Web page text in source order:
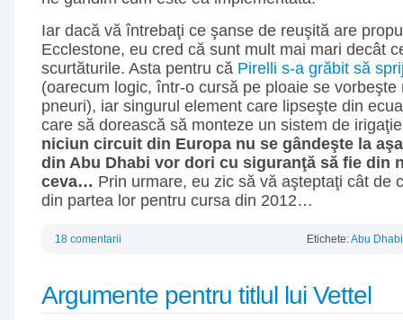
Iar dacă vă întrebaţi ce şanse de reuşită are
Ecclestone, eu cred că sunt mult mai mari decât
scurtăturile. Asta pentru că Pirelli s-a grăbit să
(oarecum logic, într-o cursă pe ploaie se vorbeşte
pneuri), iar singurul element care lipseşte din
care să dorească să monteze un sistem de
niciun circuit din Europa nu se gândeşte la
din Abu Dhabi vor dori cu siguranţă să fie din
ceva… Prin urmare, eu zic să vă aşteptaţi cât de
din partea lor pentru cursa din 2012…
18 comentarii Etichete:Abu Dhabi
Argumente pentru titlul lui Vettel